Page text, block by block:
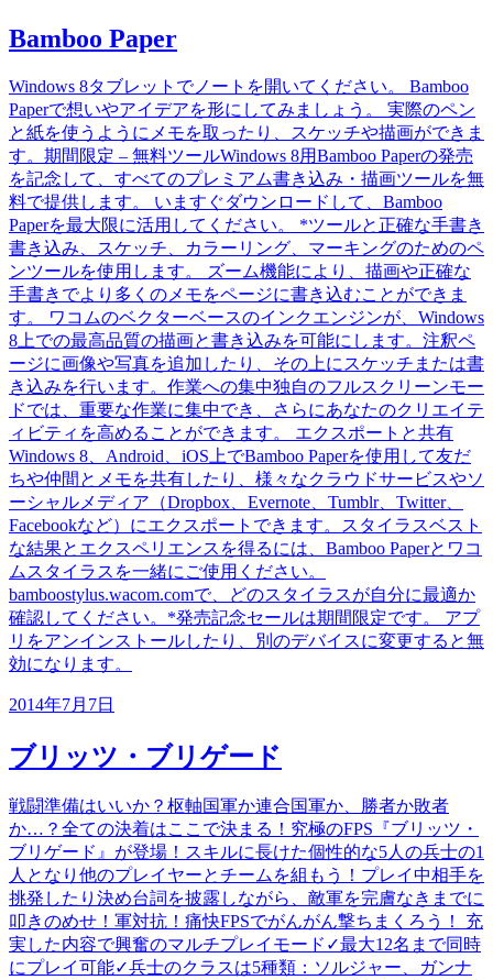
Bamboo Paper
Windows 8タブレットでノートを開いてください。 Bamboo
Paperで想いやアイデアを形にしてみましょう。 実際のペン
と紙を使うようにメモを取ったり、スケッチや描画ができま
す。期間限定 – 無料ツールWindows 8用Bamboo Paperの発売
を記念して、すべてのプレミアム書き込み・描画ツールを無
料で提供します。 いますぐダウンロードして、Bamboo
Paperを最大限に活用してください。 *ツールと正確な手書き
書き込み、スケッチ、カラーリング、マーキングのためのペ
ンツールを使用します。 ズーム機能により、描画や正確な
手書きでより多くのメモをページに書き込むことができま
す。 ワコムのベクターベースのインクエンジンが、Windows
8上での最高品質の描画と書き込みを可能にします。注釈ペ
ージに画像や写真を追加したり、その上にスケッチまたは書
き込みを行います。作業への集中独自のフルスクリーンモー
ドでは、重要な作業に集中でき、さらにあなたのクリエイテ
ィビティを高めることができます。 エクスポートと共有
Windows 8、Android、iOS上でBamboo Paperを使用して友だ
ちや仲間とメモを共有したり、様々なクラウドサービスやソ
ーシャルメディア（Dropbox、Evernote、Tumblr、Twitter、
Facebookなど）にエクスポートできます。スタイラスベスト
な結果とエクスペリエンスを得るには、Bamboo Paperとワコ
ムスタイラスを一緒にご使用ください。
bamboostylus.wacom.comで、どのスタイラスが自分に最適か
確認してください。*発売記念セールは期間限定です。 アプ
リをアンインストールしたり、別のデバイスに変更すると無
効になります。
2014年7月7日
ブリッツ・ブリゲード
戦闘準備はいいか？枢軸国軍か連合国軍か、勝者か敗者
か…？全ての決着はここで決まる！究極のFPS『ブリッツ・
ブリゲード』が登場！スキルに長けた個性的な5人の兵士の1
人となり他のプレイヤーとチームを組もう！プレイ中相手を
挑発したり決め台詞を披露しながら、敵軍を完膚なきまでに
叩きのめせ！軍対抗！痛快FPSでがんがん撃ちまくろう！ 充
実した内容で興奮のマルチプレイモード✓最大12名まで同時
にプレイ可能✓兵士のクラスは5種類：ソルジャー、ガンナ